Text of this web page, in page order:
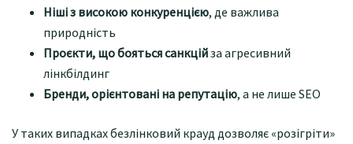
Ніші з високою конкуренцією, де важлива
природність
Проєкти, що бояться санкційза агресивний
лінкбілдинг
Бренди, орієнтовані на репутацію, а не лише SEO
У таких випадках безлінковий крауд дозволяє «розігріти»